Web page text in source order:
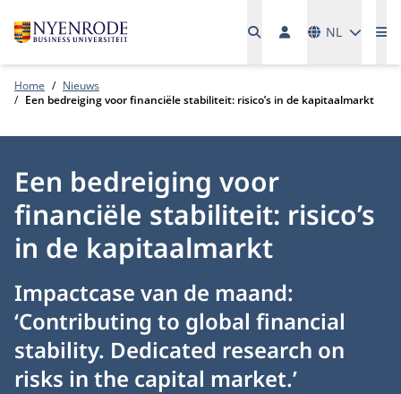
NL
Home
Nieuws
Een bedreiging voor financiële stabiliteit: risico’s in de kapitaalmarkt
Een bedreiging voor
financiële stabiliteit: risico’s
in de kapitaalmarkt
Impactcase van de maand:
‘Contributing to global financial
stability. Dedicated research on
risks in the capital market.’